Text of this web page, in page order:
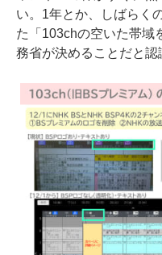
い。1年とか、しばらく
た「103chの空いた帯域
務省が決めることだと認